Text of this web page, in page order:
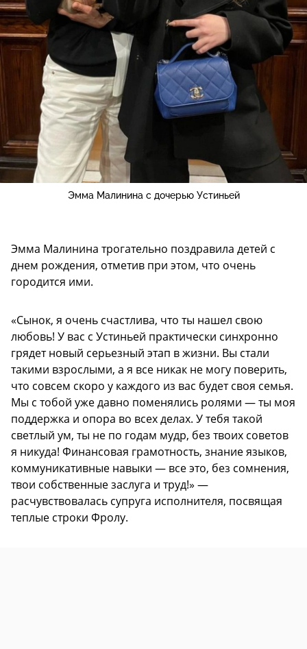
Эмма Малинина с дочерью Устиньей
Эмма Малинина трогательно поздравила детей с
днем рождения, отметив при этом, что очень
городится ими.
«Сынок, я очень счастлива, что ты нашел свою
любовь! У вас с Устиньей практически синхронно
грядет новый серьезный этап в жизни. Вы стали
такими взрослыми, а я все никак не могу поверить,
что совсем скоро у каждого из вас будет своя семья.
Мы с тобой уже давно поменялись ролями — ты моя
поддержка и опора во всех делах. У тебя такой
светлый ум, ты не по годам мудр, без твоих советов
я никуда! Финансовая грамотность, знание языков,
коммуникативные навыки — все это, без сомнения,
твои собственные заслуга и труд!» —
расчувствовалась супруга исполнителя, посвящая
теплые строки Фролу.